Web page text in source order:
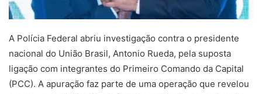
A Polícia Federal abriu investigação contra o presidente
nacional do União Brasil, Antonio Rueda, pela suposta
ligação com integrantes do Primeiro Comando da Capital
(PCC). A apuração faz parte de uma operação que revelou